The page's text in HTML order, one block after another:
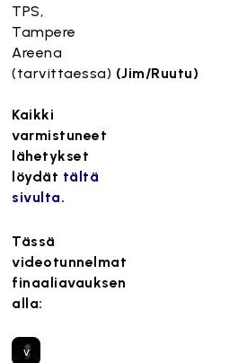
TPS,
Tampere
Areena
(tarvittaessa) (Jim/Ruutu)
Kaikki
varmistuneet
lähetykset
löydät tältä
sivulta.
Tässä
videotunnelmat
finaaliavauksen
alla:
n
e
s
t
t
t
y
,
k
s
k
a
s
v